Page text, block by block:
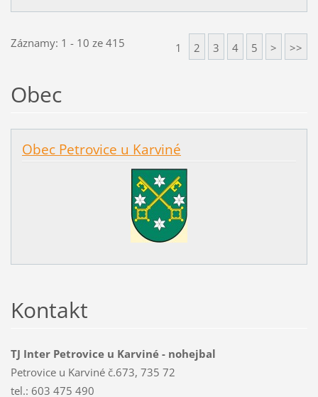
Záznamy: 1 - 10 ze 415 1 2 3 4 5 > >>
Obec
Obec Petrovice u Karviné
Kontakt
TJ Inter Petrovice u Karviné - nohejbal
Petrovice u Karviné č.673, 735 72
tel.: 603 475 490